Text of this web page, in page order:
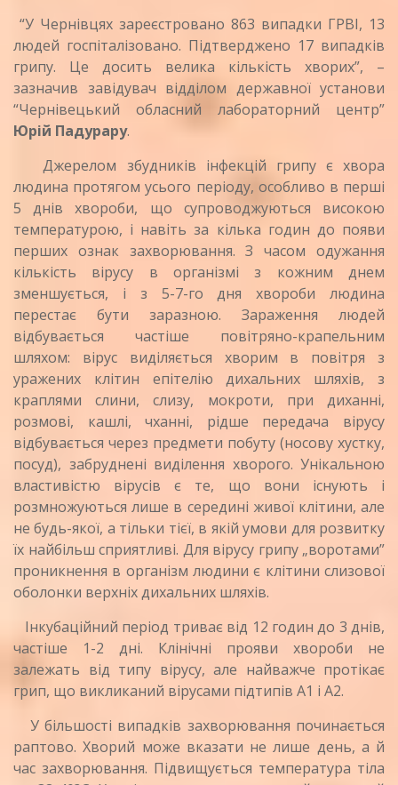
“У Чернівцях зареєстровано 863 випадки ГРВІ, 13
людей госпіталізовано. Підтверджено 17 випадків
грипу. Це досить велика кількість хворих”, –
зазначив завідувач відділом державної установи
“Чернівецький обласний лабораторний центр”
Юрій Падурару.
Джерелом збудників інфекцій грипу є хвора
людина протягом усього періоду, особливо в перші
5 днів хвороби, що супроводжуються високою
температурою, і навіть за кілька годин до появи
перших ознак захворювання. З часом одужання
кількість вірусу в організмі з кожним днем
зменшується, і з 5-7-го дня хвороби людина
перестає бути заразною. Зараження людей
відбувається частіше повітряно-крапельним
шляхом: вірус виділяється хворим в повітря з
уражених клітин епітелію дихальних шляхів, з
краплями слини, слизу, мокроти, при диханні,
розмові, кашлі, чханні, рідше передача вірусу
відбувається через предмети побуту (носову хустку,
посуд), забруднені виділення хворого. Унікальною
властивістю вірусів є те, що вони існують і
розмножуються лише в середині живої клітини, але
не будь-якої, а тільки тієї, в якій умови для розвитку
їх найбільш сприятливі. Для вірусу грипу „воротами”
проникнення в організм людини є клітини слизової
оболонки верхніх дихальних шляхів.
Інкубаційний період триває від 12 годин до 3 днів,
частіше 1-2 дні. Клінічні прояви хвороби не
залежать від типу вірусу, але найважче протікає
грип, що викликаний вірусами підтипів А1 і А2.
У більшості випадків захворювання починається
раптово. Хворий може вказати не лише день, а й
час захворювання. Підвищується температура тіла